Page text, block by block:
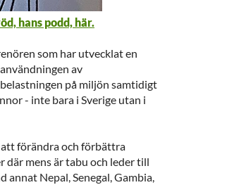
hans podd, här.
som har utvecklat en
av
på miljön samtidigt
- inte bara i Sverige utan i
att förändra och förbättra
mens är tabu och leder till
annat Nepal, Senegal, Gambia,